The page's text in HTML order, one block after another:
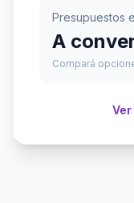
Presupuestos
A
Compará